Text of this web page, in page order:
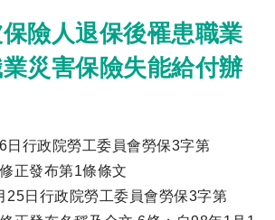
險人退保後罹患職業
災害保險失能給付辦
日行政院勞工委員會勞保3字第
正發布第1條條文
25日行政院勞工委員會勞保3字第